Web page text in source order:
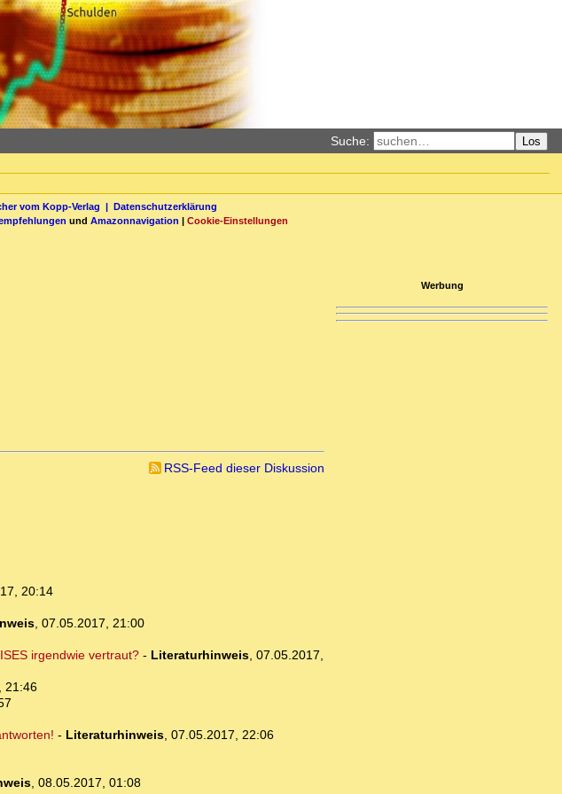
Suche: Los
vom Kopp-Verlag | Datenschutzerklärung
und Amazonnavigation | Cookie-Einstellungen
RSS-Feed dieser Diskussion
20:14
, 07.05.2017, 21:00
irgendwie vertraut?- Literaturhinweis, 07.05.2017,
21:46
- Literaturhinweis, 07.05.2017, 22:06
, 08.05.2017, 01:08
Werbung